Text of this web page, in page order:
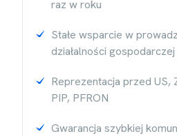
raz w roku
Stałe wsparcie w
działalności gospodarczej
Reprezentacja przed US,
PIP, PFRON
Gwarancja szybkiej